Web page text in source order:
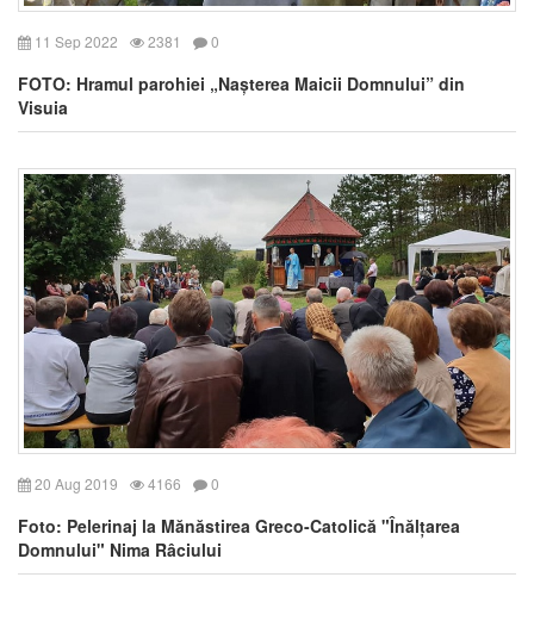
11 Sep 2022 2381 0
FOTO: Hramul parohiei „Nașterea Maicii Domnului” din
Visuia
20 Aug 2019 4166 0
Foto: Pelerinaj la Mănăstirea Greco-Catolică "Înălțarea
Domnului" Nima Râciului